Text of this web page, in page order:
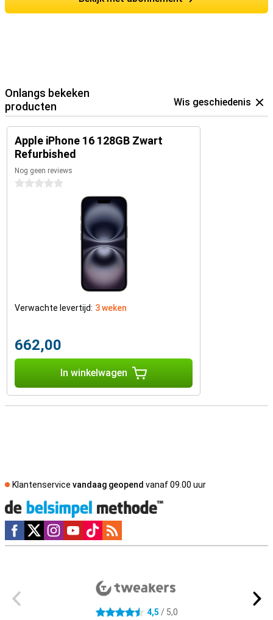
Onlangs bekeken
producten
Wis geschiedenis
Apple iPhone 16 128GB Zwart
Refurbished
Nog geen reviews
0 sterren
Verwachte levertijd: 3 weken
662,00
In winkelwagen
Klantenservice vandaag geopend vanaf 09.00 uur
Social media
4.5 sterren 4,5 / 5,0